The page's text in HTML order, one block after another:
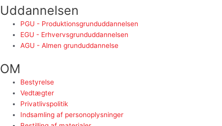
Uddannelsen
PGU - Produktionsgrunduddannelsen
EGU - Erhvervsgrunduddannelsen
AGU - Almen grunduddannelse
OM
Bestyrelse
Vedtægter
Privatlivspolitik
Indsamling af personoplysninger